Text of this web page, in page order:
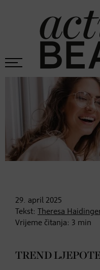
29. april 2025
Tekst:
Theresa
Vrijeme čitanja: 3 min
TREND